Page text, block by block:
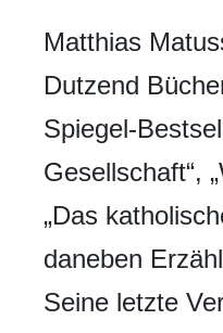
Matthias
Dutzend
Spiegel-
Gesellschaft“,
„Das
daneben
Seine letzte